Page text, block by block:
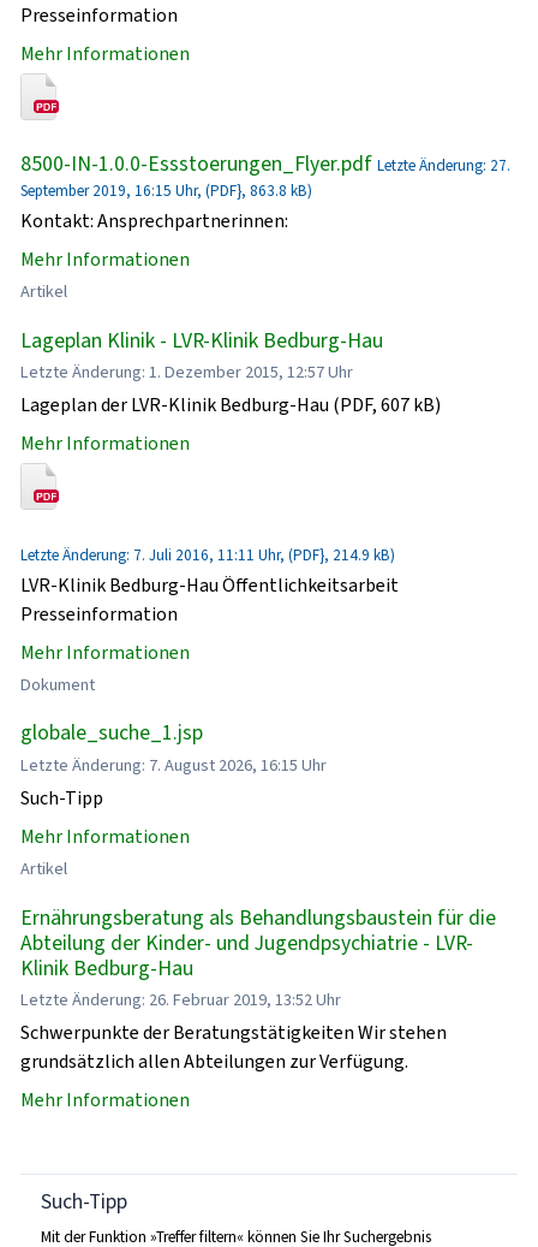
Presseinformation
Mehr Informationen
8500-IN-1.0.0-Essstoerungen_Flyer.pdf Letzte Änderung: 27.
September 2019, 16:15 Uhr, (PDF}, 863.8 kB)
Kontakt: Ansprechpartnerinnen:
Mehr Informationen
Artikel
Lageplan Klinik - LVR-Klinik Bedburg-Hau
Letzte Änderung: 1. Dezember 2015, 12:57 Uhr
Lageplan der LVR-Klinik Bedburg-Hau (PDF, 607 kB)
Mehr Informationen
Letzte Änderung: 7. Juli 2016, 11:11 Uhr, (PDF}, 214.9 kB)
LVR-Klinik Bedburg-Hau Öffentlichkeitsarbeit
Presseinformation
Mehr Informationen
Dokument
globale_suche_1.jsp
Letzte Änderung: 7. August 2026, 16:15 Uhr
Such-Tipp
Mehr Informationen
Artikel
Ernährungsberatung als Behandlungsbaustein für die
Abteilung der Kinder- und Jugendpsychiatrie - LVR-
Klinik Bedburg-Hau
Letzte Änderung: 26. Februar 2019, 13:52 Uhr
Schwerpunkte der Beratungstätigkeiten Wir stehen
grundsätzlich allen Abteilungen zur Verfügung.
Mehr Informationen
Such-Tipp
Mit der Funktion »Treffer filtern« können Sie Ihr Suchergebnis